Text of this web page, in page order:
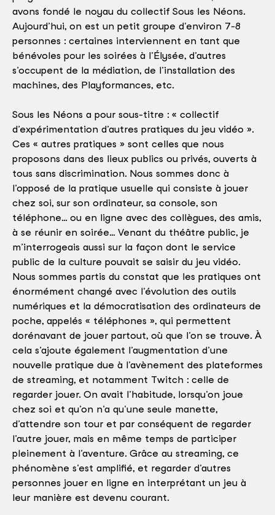
avons fondé le noyau du collectif Sous les Néons.
Aujourd’hui, on est un petit groupe d’environ 7-8
personnes : certaines interviennent en tant que
bénévoles pour les soirées à l’Élysée, d’autres
s’occupent de la médiation, de l’installation des
machines, des Playformances, etc.
Sous les Néons a pour sous-titre : « collectif
d’expérimentation d’autres pratiques du jeu vidéo ».
Ces « autres pratiques » sont celles que nous
proposons dans des lieux publics ou privés, ouverts à
tous sans discrimination. Nous sommes donc à
l’opposé de la pratique usuelle qui consiste à jouer
chez soi, sur son ordinateur, sa console, son
téléphone… ou en ligne avec des collègues, des amis,
à se réunir en soirée… Venant du théâtre public, je
m’interrogeais aussi sur la façon dont le service
public de la culture pouvait se saisir du jeu vidéo.
Nous sommes partis du constat que les pratiques ont
énormément changé avec l’évolution des outils
numériques et la démocratisation des ordinateurs de
poche, appelés « téléphones », qui permettent
dorénavant de jouer partout, où que l’on se trouve. À
cela s’ajoute également l’augmentation d’une
nouvelle pratique due à l’avènement des plateformes
de streaming, et notamment Twitch : celle de
regarder jouer. On avait l’habitude, lorsqu’on joue
chez soi et qu’on n’a qu’une seule manette,
d’attendre son tour et par conséquent de regarder
l’autre jouer, mais en même temps de participer
pleinement à l’aventure. Grâce au streaming, ce
phénomène s’est amplifié, et regarder d’autres
personnes jouer en ligne en interprétant un jeu à
leur manière est devenu courant.